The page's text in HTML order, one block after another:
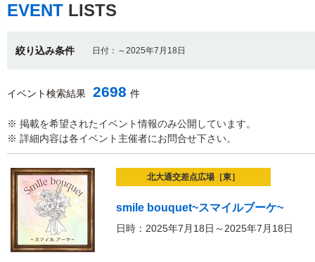
EVENT LISTS
絞り込み条件 日付：～2025年7月18日
イベント検索結果 2698 件
※ 掲載を希望されたイベント情報のみ公開しています。
※ 詳細内容は各イベント主催者にお問合せ下さい。
北大通交差点広場［東］
smile bouquet~スマイルブーケ~
日時：2025年7月18日～2025年7月18日